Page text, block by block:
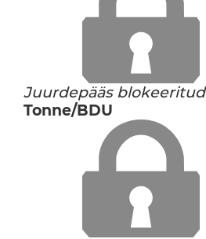
Juurdepääs blokeeritud
Tonne/BDU